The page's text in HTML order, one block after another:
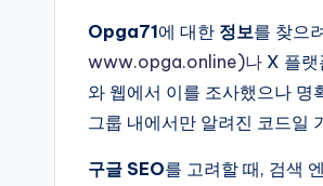
Opga71에 대한 정보를 찾으
www.opga.online)나 X 플
와 웹에서 이를 조사했으나 명
그룹 내에서만 알려진 코드일
구글 SEO를 고려할 때, 검색